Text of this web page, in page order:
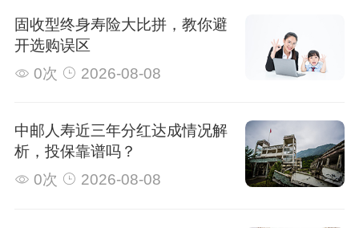
固收型终身寿险大比拼，教你避
开选购误区
0次
2026-08-08
中邮人寿近三年分红达成情况解
析，投保靠谱吗？
0次
2026-08-08